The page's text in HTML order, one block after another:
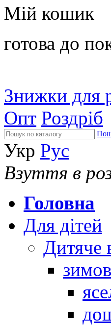
Мій кошик
готова до
Знижки для
Опт Роздріб
Укр Рус
Взуття в
Головна
Для дітей
Дитяче